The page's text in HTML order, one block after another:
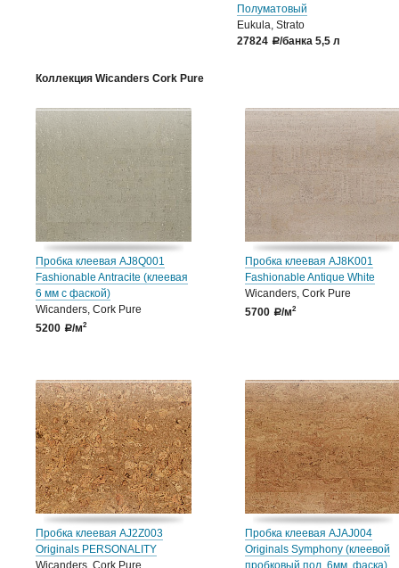
Полуматовый
Eukula, Strato
27824
a/банка 5,5 л
Коллекция Wicanders Cork Pure
Пробка клеевая AJ8Q001
Fashionable Antracite (клеевая
6 мм с фаской)
Wicanders, Cork Pure
5200
a/м2
Пробка клеевая AJ8K001
Fashionable Antique White
Wicanders, Cork Pure
5700
a/м2
Пробка клеевая AJ2Z003
Originals PERSONALITY
Wicanders, Cork Pure
Пробка клеевая AJAJ004
Originals Symphony (клеевой
пробковый пол, 6мм, фаска)